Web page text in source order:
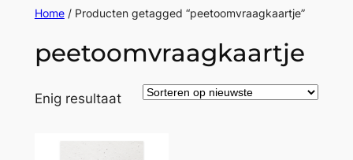
Home/ Producten getagged “peetoomvraagkaartje”
peetoomvraagkaartje
Enig resultaat